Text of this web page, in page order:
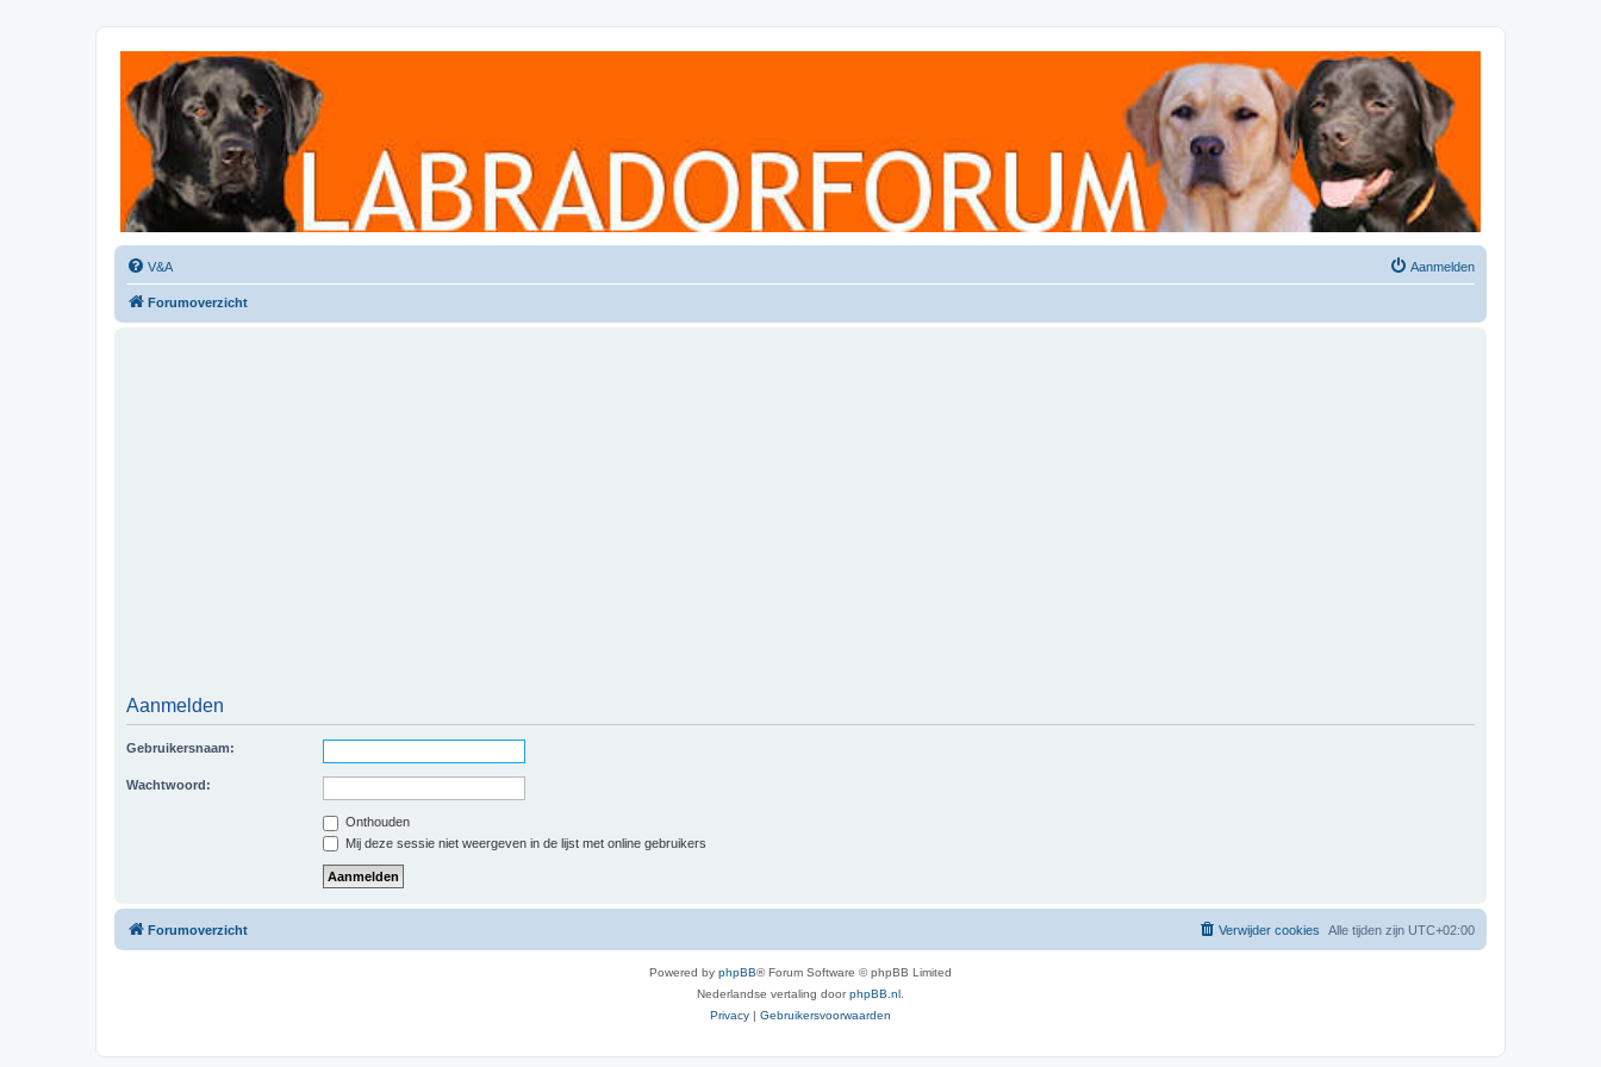
Labradorforum
Het gezelligste Labradorforum van Nederland en België!
V&A Aanmelden
Forumoverzicht
Aanmelden
Gebruikersnaam:
Wachtwoord:
Onthouden
Mij deze sessie niet weergeven in de lijst met online gebruikers
Forumoverzicht Alle tijden zijn UTC+02:00
Verwijder cookies
Powered by phpBB® Forum Software © phpBB Limited
Nederlandse vertaling doorphpBB.nl .
Privacy
Gebruikersvoorwaarden